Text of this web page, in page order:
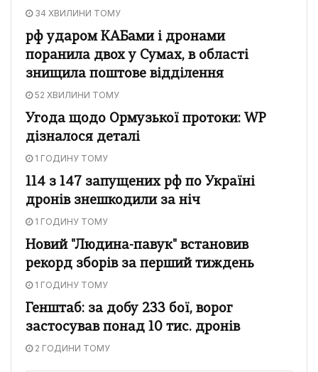
34 ХВИЛИНИ ТОМУ
рф ударом КАБами і дронами
поранила двох у Сумах, в області
знищила поштове відділення
52 ХВИЛИНИ ТОМУ
Угода щодо Ормузької протоки: WP
дізналося деталі
1 ГОДИНУ ТОМУ
114 з 147 запущених рф по Україні
дронів знешкодили за ніч
1 ГОДИНУ ТОМУ
Новий "Людина-павук" встановив
рекорд зборів за перший тиждень
1 ГОДИНУ ТОМУ
Генштаб: за добу 233 бої, ворог
застосував понад 10 тис. дронів
2 ГОДИНИ ТОМУ